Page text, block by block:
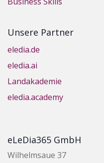
Unsere Partner
eledia.de
eledia.ai
Landakademie
eledia.academy
eLeDia365 GmbH
Wilhelmsaue 37